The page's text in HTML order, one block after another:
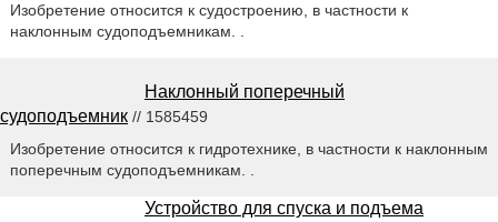
Изобретение относится к судостроению, в частности к
наклонным судоподъемникам. .
Наклонный поперечный
судоподъемник // 1585459
Изобретение относится к гидротехнике, в частности к наклонным
поперечным судоподъемникам. .
Устройство для спуска и подъема